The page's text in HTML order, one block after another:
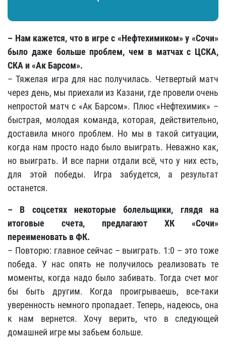
– Нам кажется, что в игре с «Нефтехимиком» у «Сочи»
было даже больше проблем, чем в матчах с ЦСКА,
СКА и «Ак Барсом».
– Тяжелая игра для нас получилась. Четвертый матч
через день, мы приехали из Казани, где провели очень
непростой матч с «Ак Барсом». Плюс «Нефтехимик» –
быстрая, молодая команда, которая, действительно,
доставила много проблем. Но мы в такой ситуации,
когда нам просто надо было выиграть. Неважно как,
но выиграть. И все парни отдали всё, что у них есть,
для этой победы. Игра забудется, а результат
останется.
– В соцсетях некоторые болельщики, глядя на
итоговые счета, предлагают ХК «Сочи»
переименовать в ФК.
– Повторю: главное сейчас – выиграть. 1:0 – это тоже
победа. У нас опять не получилось реализовать те
моменты, когда надо было забивать. Тогда счет мог
бы быть другим. Когда проигрываешь, все-таки
уверенность немного пропадает. Теперь, надеюсь, она
к нам вернется. Хочу верить, что в следующей
домашней игре мы забьем больше.